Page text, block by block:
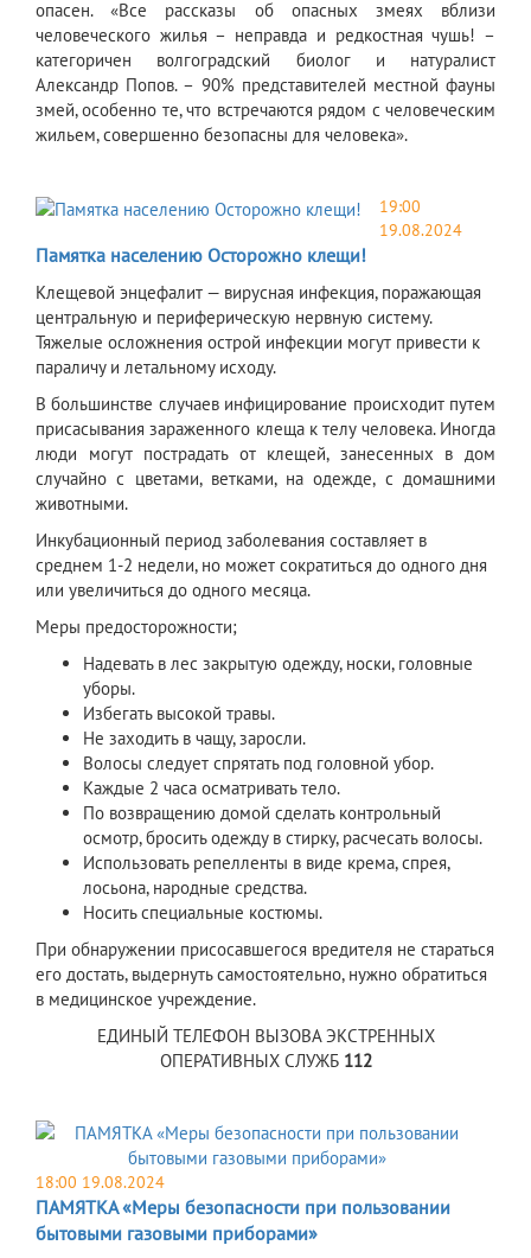
опасен. «Все рассказы об опасных змеях вблизи
человеческого жилья – неправда и редкостная чушь! –
категоричен волгоградский биолог и натуралист
Александр Попов. – 90% представителей местной фауны
змей, особенно те, что встречаются рядом с человеческим
жильем, совершенно безопасны для человека».
19:00
19.08.2024
Памятка населению Осторожно клещи!
Клещевой энцефалит — вирусная инфекция, поражающая
центральную и периферическую нервную систему.
Тяжелые осложнения острой инфекции могут привести к
параличу и летальному исходу.
В большинстве случаев инфицирование происходит путем
присасывания зараженного клеща к телу человека. Иногда
люди могут пострадать от клещей, занесенных в дом
случайно с цветами, ветками, на одежде, с домашними
животными.
Инкубационный период заболевания составляет в
среднем 1-2 недели, но может сократиться до одного дня
или увеличиться до одного месяца.
Меры предосторожности;
Надевать в лес закрытую одежду, носки, головные
уборы.
Избегать высокой травы.
Не заходить в чащу, заросли.
Волосы следует спрятать под головной убор.
Каждые 2 часа осматривать тело.
По возвращению домой сделать контрольный
осмотр, бросить одежду в стирку, расчесать волосы.
Использовать репелленты в виде крема, спрея,
лосьона, народные средства.
Носить специальные костюмы.
При обнаружении присосавшегося вредителя не стараться
его достать, выдернуть самостоятельно, нужно обратиться
в медицинское учреждение.
ЕДИНЫЙ ТЕЛЕФОН ВЫЗОВА ЭКСТРЕННЫХ
ОПЕРАТИВНЫХ СЛУЖБ 112
18:00 19.08.2024
ПАМЯТКА «Меры безопасности при пользовании
бытовыми газовыми приборами»